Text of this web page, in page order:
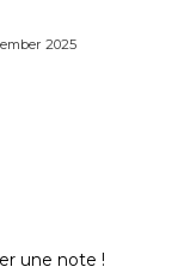
2025
une note !